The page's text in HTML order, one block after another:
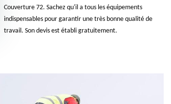
Couverture 72. Sachez qu'il a tous les équipements
indispensables pour garantir une très bonne qualité de
travail. Son devis est établi gratuitement.